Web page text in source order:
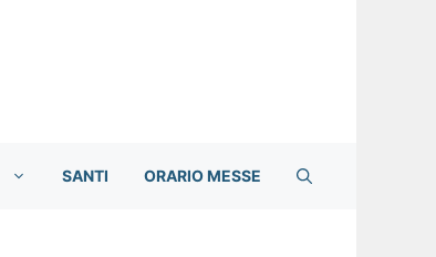
SANTI ORARIO MESSE